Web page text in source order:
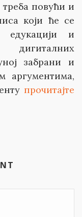
повући и
који ће се
едукацији и
забрани и
аргументима,
прочитајте